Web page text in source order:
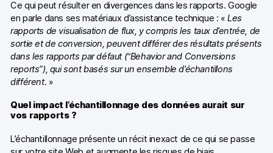
Ce qui peut résulter en divergences dans les rapports. Google
en parle dans ses matériaux d’assistance technique : «Les
rapports de visualisation de flux, y compris les taux d’entrée, de
sortie et de conversion, peuvent différer des résultats présents
dans les rapports par défaut (“Behavior and Conversions
reports”), qui sont basés sur un ensemble d’échantillons
différent. »
Quel impact l’échantillonnage des données aurait sur
vos rapports ?
L’échantillonnage présente un récit inexact de ce qui se passe